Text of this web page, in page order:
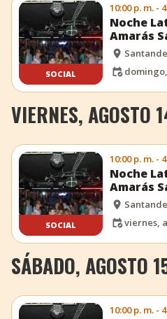
SOCIAL
10:00 p. m. -
Noche
Amarás
VIERNES, AGOSTO
SOCIAL
10:00 p. m. -
Noche
Amarás
viernes,
SÁBADO, AGOSTO
10:00 p. m. -